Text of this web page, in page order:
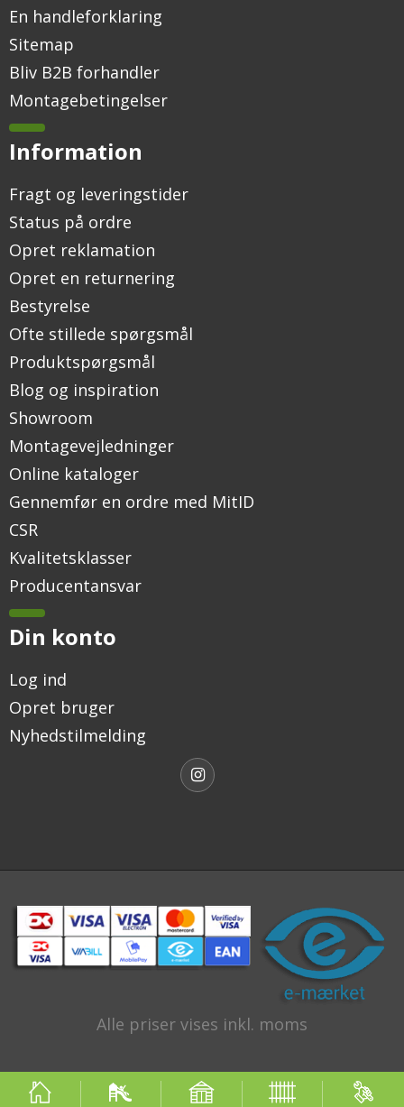
En handleforklaring
Sitemap
Bliv B2B forhandler
Montagebetingelser
Information
Fragt og leveringstider
Status på ordre
Opret reklamation
Opret en returnering
Bestyrelse
Ofte stillede spørgsmål
Produktspørgsmål
Blog og inspiration
Showroom
Montagevejledninger
Online kataloger
Gennemfør en ordre med MitID
CSR
Kvalitetsklasser
Producentansvar
Din konto
Log ind
Opret bruger
Nyhedstilmelding
Alle priser vises inkl. moms